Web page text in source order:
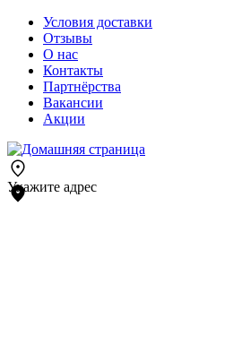
Условия доставки
Отзывы
О нас
Контакты
Партнёрства
Вакансии
Акции
Укажите адрес